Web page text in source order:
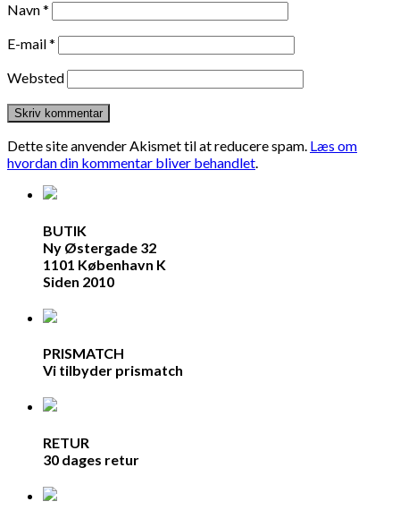
Navn*
E-mail*
Websted
Dette site anvender Akismet til at reducere spam. Læs om
hvordan din kommentar bliver behandlet.
BUTIK
Ny Østergade 32
1101 København K
Siden 2010
PRISMATCH
Vi tilbyder prismatch
RETUR
30 dages retur